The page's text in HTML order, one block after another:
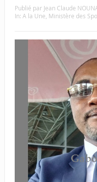
Publié par Jean Claude
In: A la Une Ministère des